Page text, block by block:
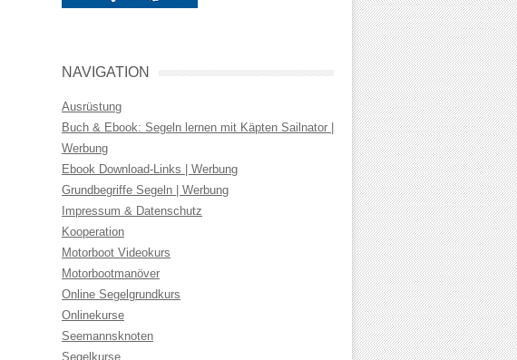
NAVIGATION
Ausrüstung
Buch & Ebook: Segeln lernen mit Käpten Sailnator |
Werbung
Ebook Download-Links | Werbung
Grundbegriffe Segeln | Werbung
Impressum & Datenschutz
Kooperation
Motorboot Videokurs
Motorbootmanöver
Online Segelgrundkurs
Onlinekurse
Seemannsknoten
Segelkurse